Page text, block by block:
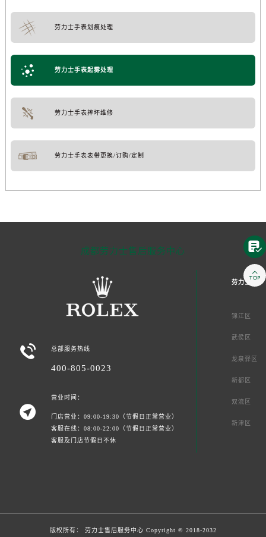
劳力士手表划痕处理
劳力士手表起雾处理
劳力士手表摔坏维修
劳力士手表表带更换/订购/定制
成都劳力士售后服务中心
 总部服务热线
400-805-0023

营业时间：
门店营业：09:00-19:30（节假日正常营业）
客服在线：08:00-22:00（节假日正常营业）
客服及门店节假日不休
劳力士成都
锦江区
武侯区
龙泉驿区
新都区
双流区
新津区
版权所有： 劳力士售后服务中心 Copyright © 2018-2032

